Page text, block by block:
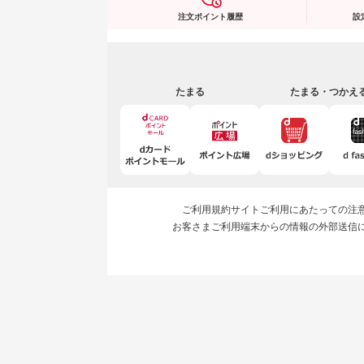
注文ポイント履歴 設
たまる たまる・つかえ
ご利用規約サイトご利用にあたっての注
お客さまご利用端末からの情報の外部送信